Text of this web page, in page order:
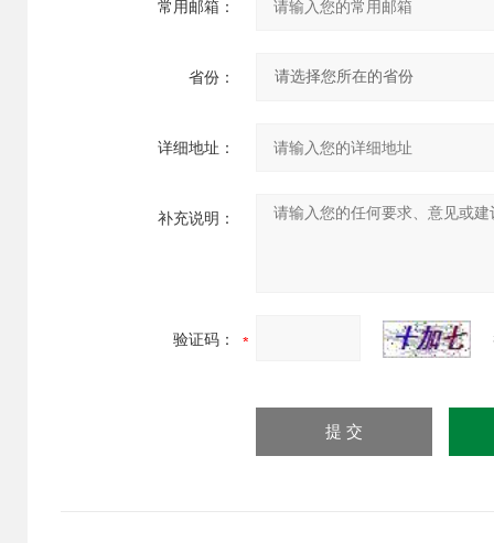
常用邮箱：
省份：
详细地址：
补充说明：
验证码：